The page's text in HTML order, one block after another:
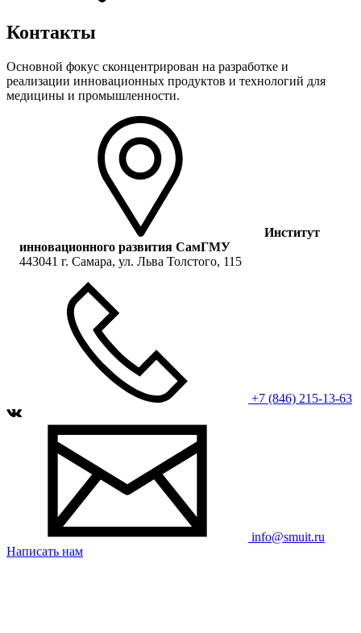
Контакты
Основной фокус сконцентрирован на разработке и
реализации инновационных продуктов и технологий для
медицины и промышленности.
Институт
инновационного развития СамГМУ
443041 г. Самара, ул. Льва Толстого, 115
+7 (846) 215-13-63
info@smuit.ru
Написать нам